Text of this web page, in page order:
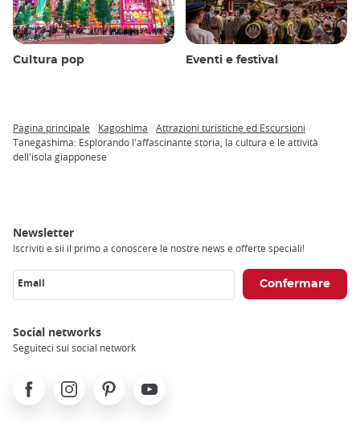
Cultura pop Eventi e festival
Breadcrumb
Pagina principale Kagoshima
Attrazioni turistiche ed Escursioni
Tanegashima: Esplorando l'affascinante storia, la cultura e le attività
dell'isola giapponese
Newsletter
Iscriviti e sii il primo a conoscere le nostre news e offerte speciali!
Email
Social networks
Seguiteci sui social network
FacebookInstagramPinterest Youtube